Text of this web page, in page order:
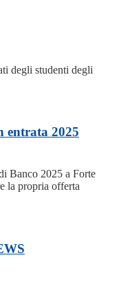
degli studenti degli
entrata 2025
Banco 2025 a Forte
la propria offerta